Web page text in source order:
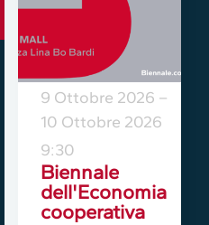
9 Ottobre 2026 –
10 Ottobre 2026
9:30
Biennale
dell'Economia
cooperativa